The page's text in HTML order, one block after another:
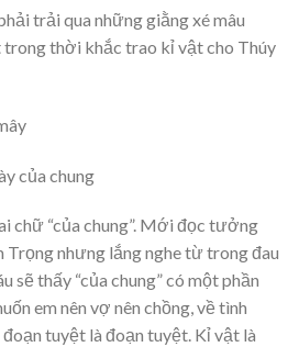
trải qua những giằng xé mâu
trong thời khắc trao kỉ vật cho Thúy
của chung
chữ “của chung”. Mới đọc tưởng
Trọng nhưng lắng nghe từ trong đau
sẽ thấy “của chung” có một phần
em nên vợ nên chồng, về tình
tuyệt là đoạn tuyệt. Kỉ vật là